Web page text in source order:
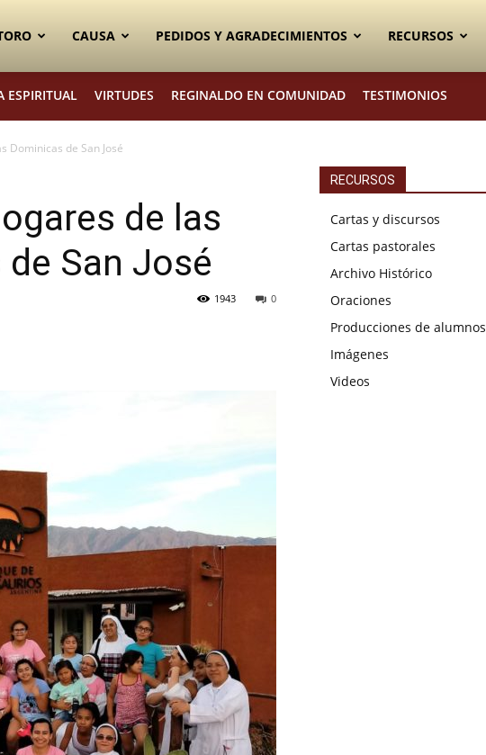
CAUSA PEDIDOS Y AGRADECIMIENTOS RECURSOS
ESPIRITUAL VIRTUDES REGINALDO EN COMUNIDAD TESTIMONIOS
Dominicas de San José
de las
San José
0
1943
RECURSOS
Cartas y discursos
Cartas pastorales
Archivo Histórico
Oraciones
Producciones de alumnos
Imágenes
Videos